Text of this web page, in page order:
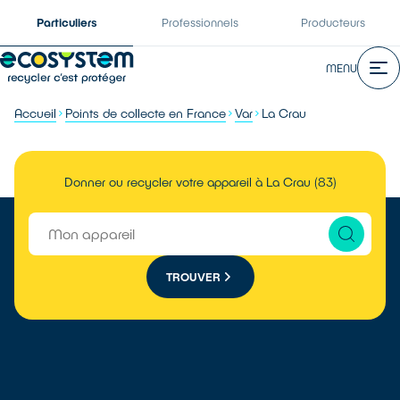
Particuliers Professionnels Producteurs
MENU
Accueil Points de collecte en France Var La Crau
Donner ou recycler votre appareil à La Crau (83)
TROUVER